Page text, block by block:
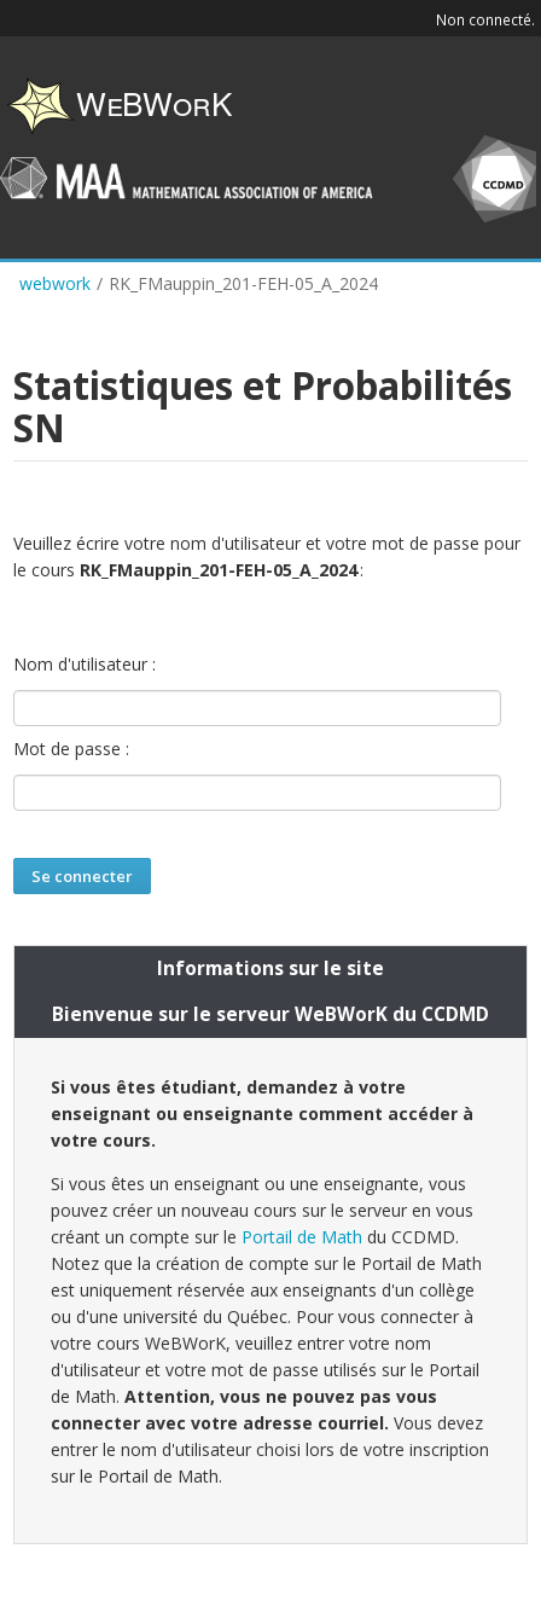
content
Non connecté.
webwork / RK_FMauppin_201-FEH-05_A_2024
Statistiques et Probabilités
SN
Veuillez écrire votre nom d'utilisateur et votre mot de passe pour
le cours RK_FMauppin_201-FEH-05_A_2024:
Nom d'utilisateur :
Mot de passe :
Informations sur le site
Bienvenue sur le serveur WeBWorK du CCDMD
Si vous êtes étudiant, demandez à votre
enseignant ou enseignante comment accéder à
votre cours.
Si vous êtes un enseignant ou une enseignante, vous
pouvez créer un nouveau cours sur le serveur en vous
créant un compte sur le Portail de Math du CCDMD.
Notez que la création de compte sur le Portail de Math
est uniquement réservée aux enseignants d'un collège
ou d'une université du Québec. Pour vous connecter à
votre cours WeBWorK, veuillez entrer votre nom
d'utilisateur et votre mot de passe utilisés sur le Portail
de Math.Attention, vous ne pouvez pas vous
connecter avec votre adresse courriel. Vous devez
entrer le nom d'utilisateur choisi lors de votre inscription
sur le Portail de Math.